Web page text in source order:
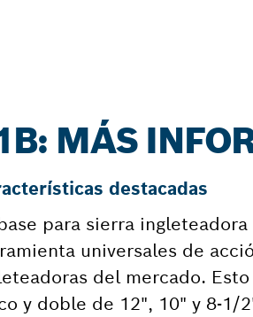
MÁS
destacadas
para sierra
universales de
del mercado.
y doble de 12", 10" y 8-1/